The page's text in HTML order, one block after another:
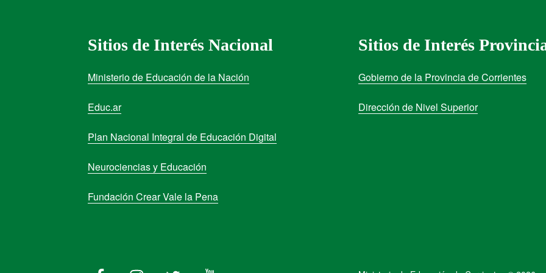
Sitios de Interés Nacional
Ministerio de Educación de la Nación
Educ.ar
Plan Nacional Integral de Educación Digital
Neurociencias y Educación
Fundación Crear Vale la Pena
Sitios de Interés
Gobierno de la Provincia de Corrientes
Dirección de Nivel Superior